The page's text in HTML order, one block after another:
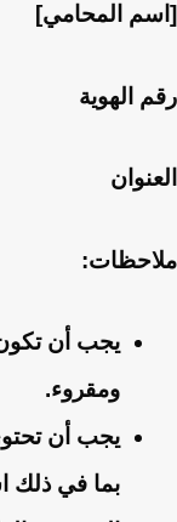
[اسم المحامي]
رقم الهوية
العنوان
ملاحظات:
يجب أن
ومقروء.
يجب أن
بما في ذلك